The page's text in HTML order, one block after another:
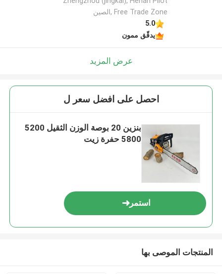
اترك رسالة
Free Trade Zone ,الصين
5.0
يدقّق ممون
عرض المزيد
احصل على افضل سعر ل
بنزين 20 بوصة الوزن الثقيل 5200
5800 حفرة زيت
استمر
المنتجات الموصى بها